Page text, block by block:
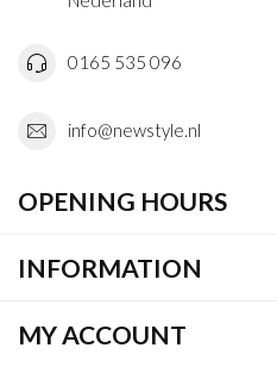
0165 535 096
info@newstyle.nl
OPENING HOURS
INFORMATION
MY ACCOUNT